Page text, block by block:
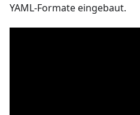
YAML-Formate eingebaut.